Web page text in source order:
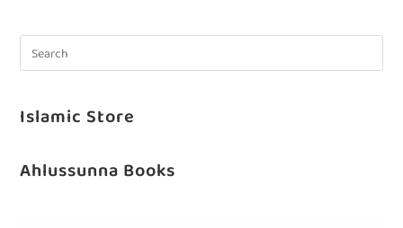
Islamic Store
Ahlussunna Books